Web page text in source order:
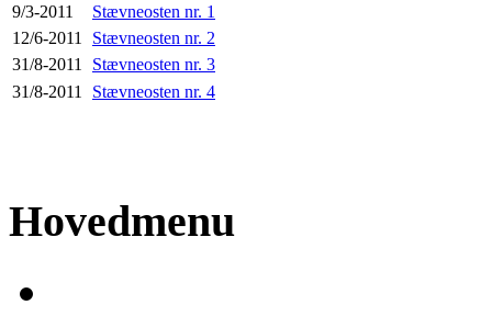
9/3-2011
Stævneosten nr. 1
12/6-2011
Stævneosten nr. 2
31/8-2011
Stævneosten nr. 3
31/8-2011
Stævneosten nr. 4
Hovedmenu